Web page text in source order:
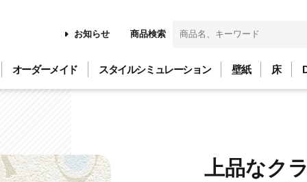
お知らせ 商品検索
オーダーメイド スタイルシミュレーション 壁紙 床
上品なク